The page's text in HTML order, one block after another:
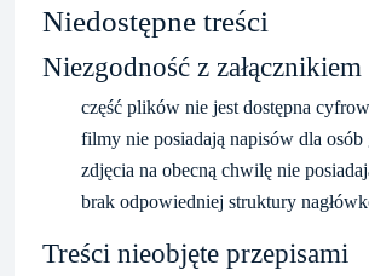
Niedostępne treści
Niezgodność z załącznikiem
część plików nie jest dostępna
filmy nie posiadają napisów dla osób
zdjęcia na obecną chwilę nie
brak odpowiedniej struktury
Treści nieobjęte przepisami